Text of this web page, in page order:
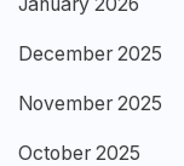
December 2025
November 2025
October 2025